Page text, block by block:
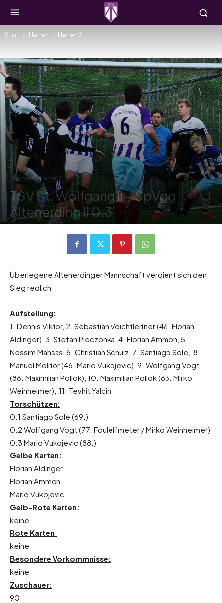
Start Herren Herren 2
Herren Herren 2
TSV St. Wolfgang II – SpVgg
Altenerding II 0:3
Überlegene Altenerdinger Mannschaft verdient sich den
Sieg redlich
Aufstellung:
1. Dennis Viktor, 2. Sebastian Voichtleitner (48. Florian
Aldinger), 3. Stefan Pieczonka, 4. Florian Ammon, 5.
Nessim Mahsas, 6. Christian Schulz, 7. Santiago Sole, 8.
Manuel Molitor (46. Mario Vukojevic), 9. Wolfgang Vogt
(86. Maximilian Pollok), 10. Maximilian Pollok (63. Mirko
Weinheimer), 11. Tevhit Yalcin
Torschützen:
0:1 Santiago Sole (69.)
0:2 Wolfgang Vogt (77. Foulelfmeter / Mirko Weinheimer)
0:3 Mario Vukojevic (88.)
Gelbe Karten:
Florian Aldinger
Florian Ammon
Mario Vukojevic
Gelb-Rote Karten:
keine
Rote Karten:
keine
Besondere Vorkommnisse:
keine
Zuschauer:
90